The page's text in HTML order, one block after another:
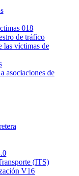
018
de tráfico
las víctimas de
asociaciones de
(ITS)
V16